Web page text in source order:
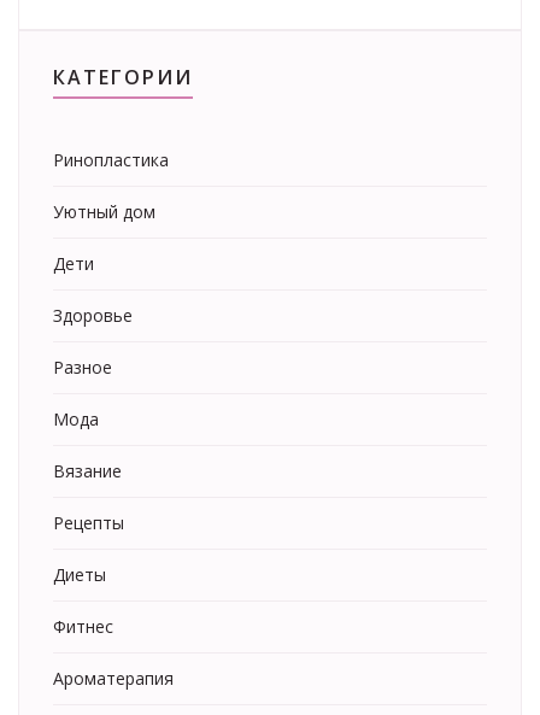
КАТЕГОРИИ
Ринопластика
Уютный дом
Дети
Здоровье
Разное
Мода
Вязание
Рецепты
Диеты
Фитнес
Ароматерапия